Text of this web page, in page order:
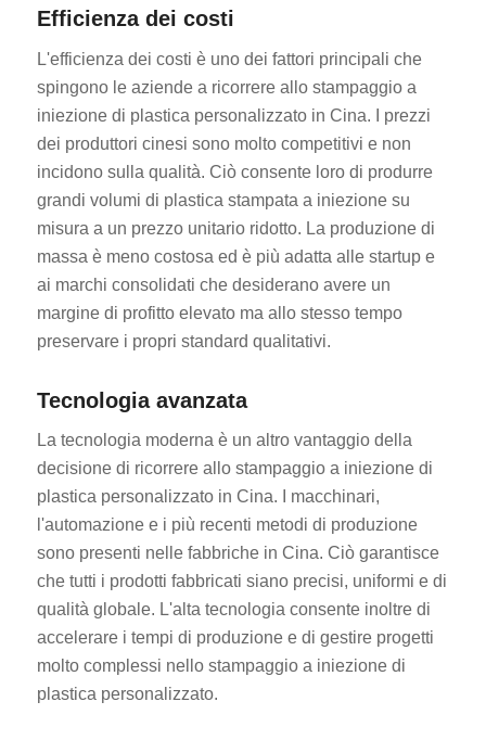
Efficienza dei costi
L'efficienza dei costi è uno dei fattori principali che
spingono le aziende a ricorrere allo stampaggio a
iniezione di plastica personalizzato in Cina. I prezzi
dei produttori cinesi sono molto competitivi e non
incidono sulla qualità. Ciò consente loro di produrre
grandi volumi di plastica stampata a iniezione su
misura a un prezzo unitario ridotto. La produzione di
massa è meno costosa ed è più adatta alle startup e
ai marchi consolidati che desiderano avere un
margine di profitto elevato ma allo stesso tempo
preservare i propri standard qualitativi.
Tecnologia avanzata
La tecnologia moderna è un altro vantaggio della
decisione di ricorrere allo stampaggio a iniezione di
plastica personalizzato in Cina. I macchinari,
l'automazione e i più recenti metodi di produzione
sono presenti nelle fabbriche in Cina. Ciò garantisce
che tutti i prodotti fabbricati siano precisi, uniformi e di
qualità globale. L'alta tecnologia consente inoltre di
accelerare i tempi di produzione e di gestire progetti
molto complessi nello stampaggio a iniezione di
plastica personalizzato.